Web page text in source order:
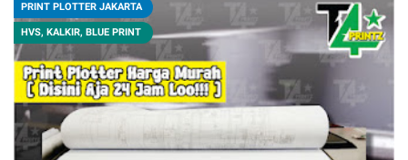
PRINT PLOTTER JAKARTA
HVS, KALKIR, BLUE PRINT